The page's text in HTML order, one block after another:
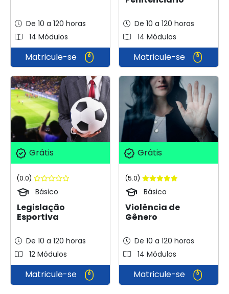
De 10 a 120 horas
14 Módulos
Matricule-se
De 10 a 120 horas
14 Módulos
Matricule-se
Grátis
(0.0)
Básico
Legislação
Esportiva
De 10 a 120 horas
12 Módulos
Matricule-se
Grátis
(5.0)
Básico
Violência de
Gênero
De 10 a 120 horas
14 Módulos
Matricule-se